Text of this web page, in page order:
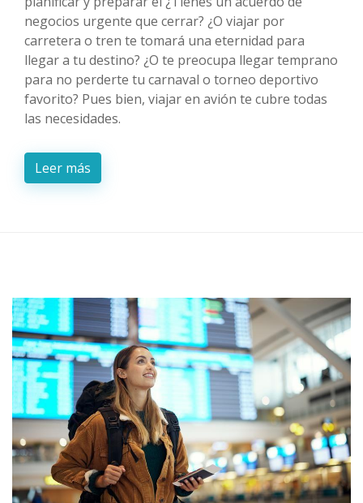
negocios urgente que cerrar? ¿O viajar por
carretera o tren te tomará una eternidad para
llegar a tu destino? ¿O te preocupa llegar temprano
para no perderte tu carnaval o torneo deportivo
favorito? Pues bien, viajar en avión te cubre todas
las necesidades.
Leer más